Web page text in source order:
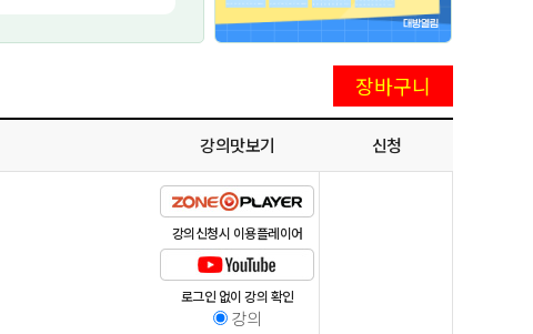
강의맛보기 신청
강의신청시 이용플레이어
로그인 없이 강의 확인
강의